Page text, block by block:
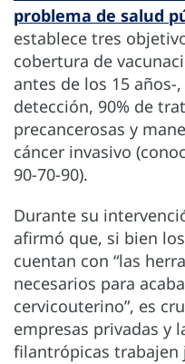
problema de salud
establece tres
cobertura de
antes de los 15 años-
detección, 90% de
precancerosas y
cáncer invasivo
90-70-90).
Durante su
afirmó que, si bien
cuentan con “las
necesarios para
cervicouterino”, es
empresas privadas y
filantrópicas trabajen